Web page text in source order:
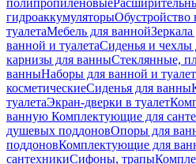
полипропиленовые
гидроаккумуляторы
туалетаМебель для ванной
ванной и туалетаСиденья и чехлы
карнизы для ванныСтеклянные,
ванныНаборы для ванной и
косметическиеСиденья для ванны
туалетаЭкран-дверки в туалет
ванную Комплектующие для
душевых поддоновОпоры для
поддоновКомплектующие для
сантехникиСифоны, трапы